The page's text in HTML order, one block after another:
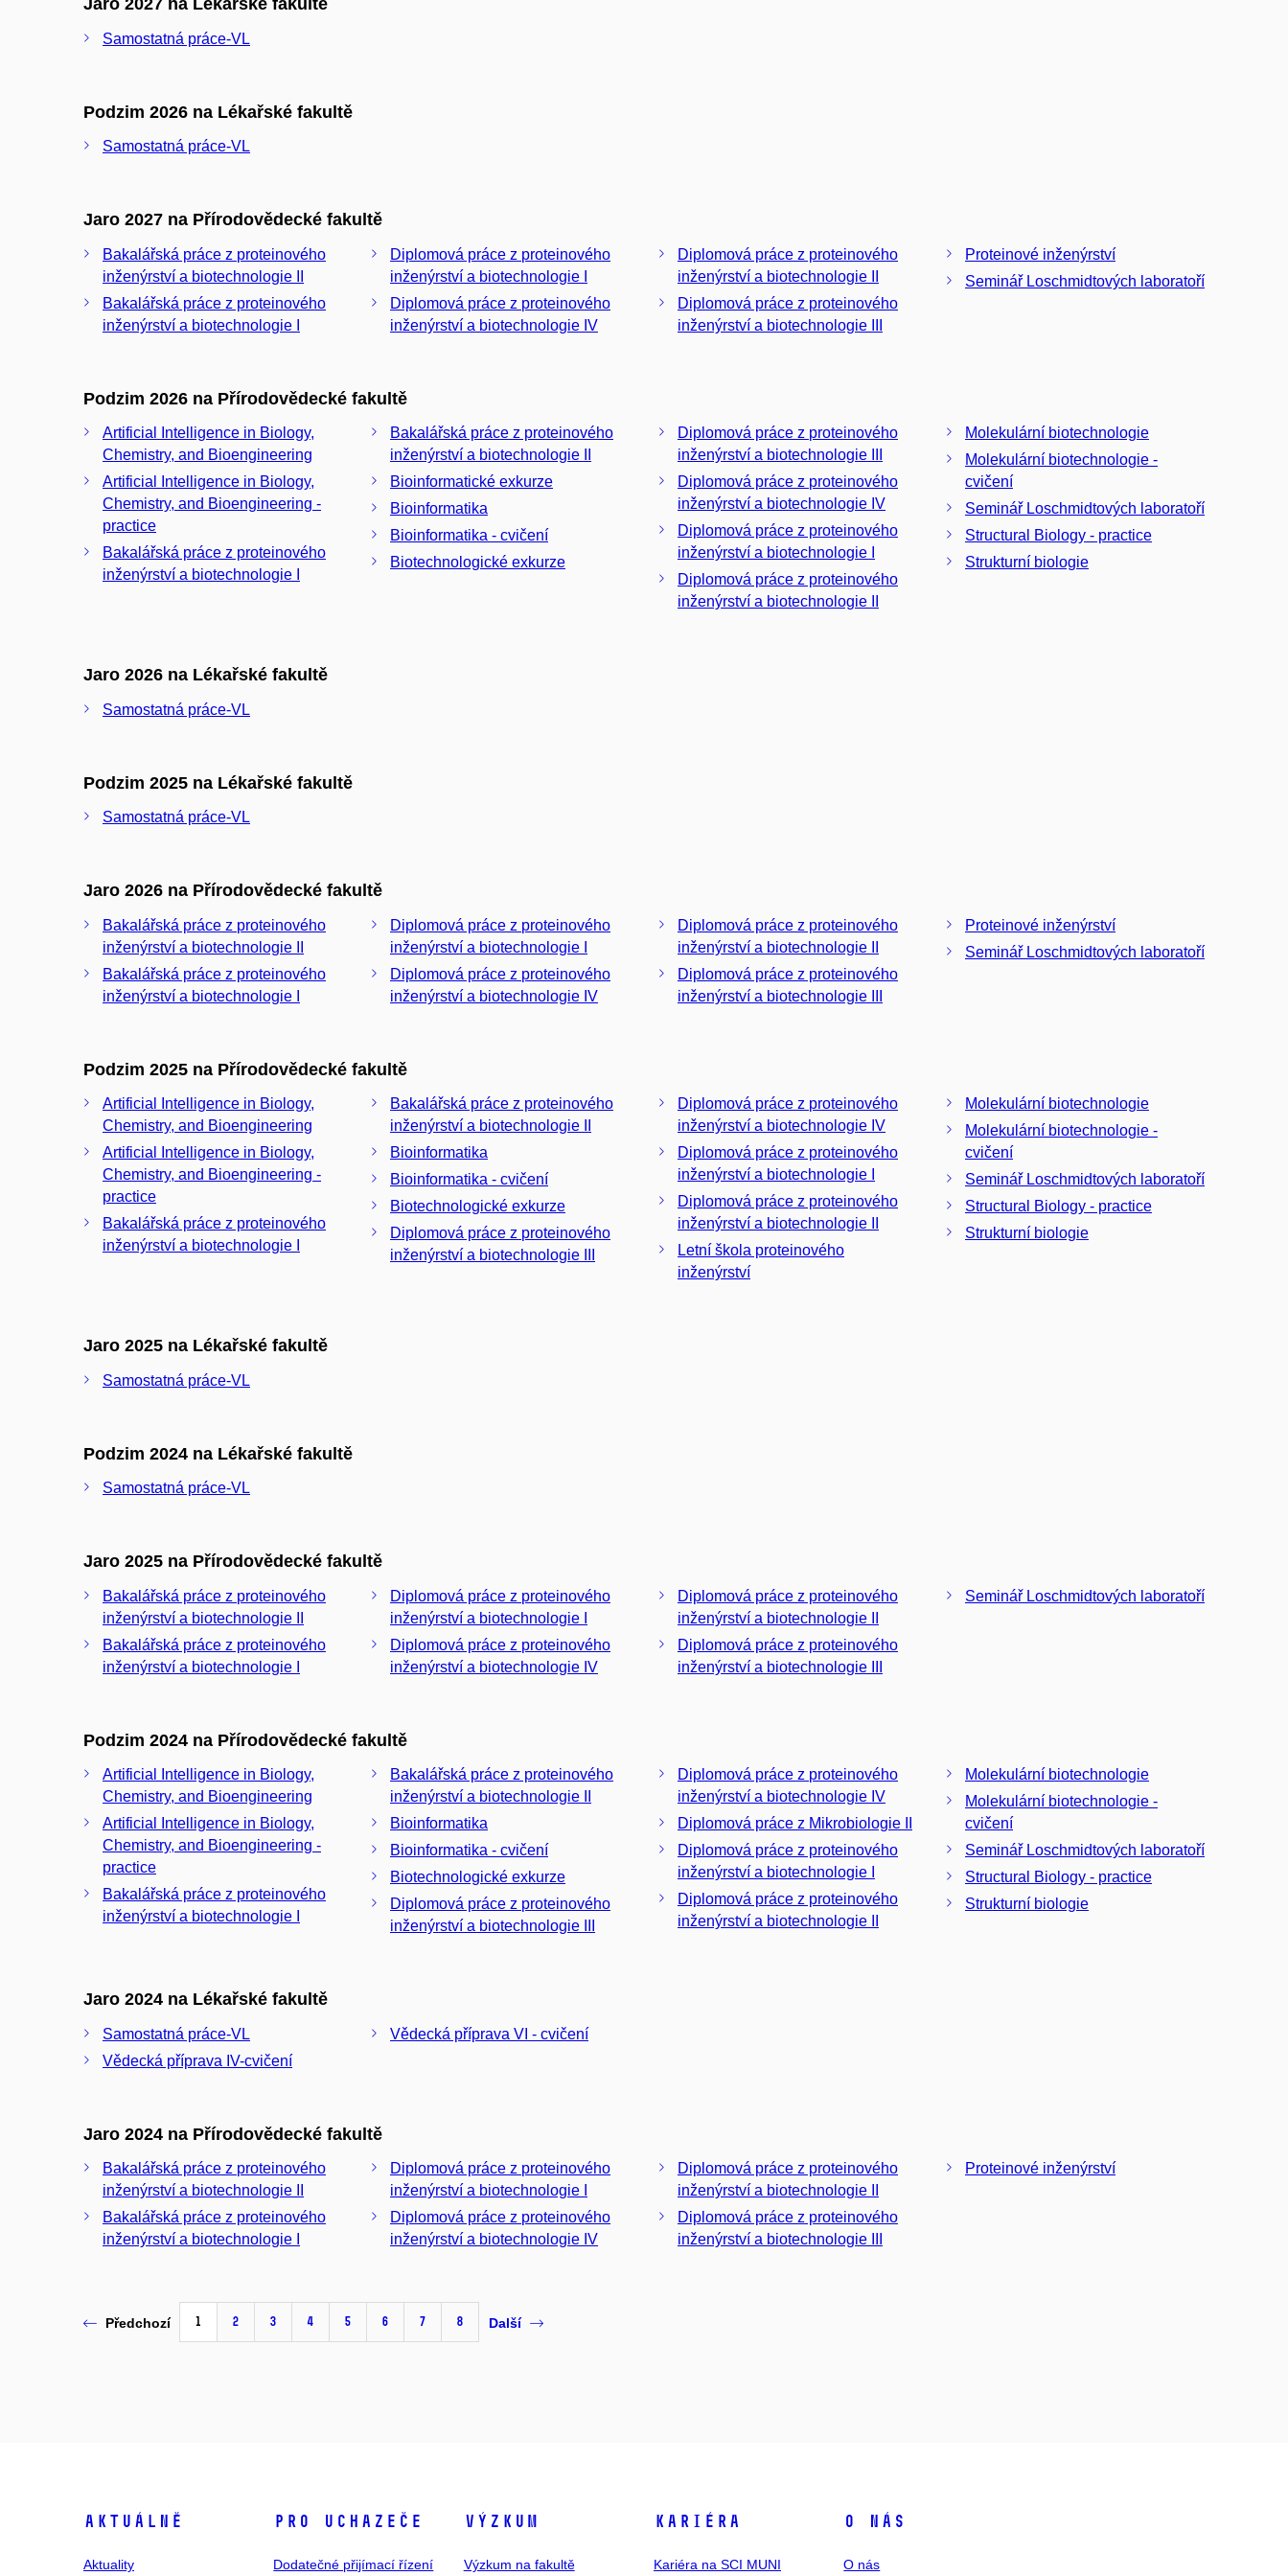
Jaro 2027 na Lékařské fakultě
Samostatná práce-VL
Podzim 2026 na Lékařské fakultě
Samostatná práce-VL
Jaro 2027 na Přírodovědecké fakultě
Bakalářská práce z proteinového
inženýrství a biotechnologie II
Bakalářská práce z proteinového
inženýrství a biotechnologie I
Diplomová práce z proteinového
inženýrství a biotechnologie I
Diplomová práce z proteinového
inženýrství a biotechnologie IV
Diplomová práce z proteinového
Diplomová práce z proteinového
inženýrství a biotechnologie III
Proteinové inženýrství
Seminář Loschmidtových laboratoří
Podzim 2026 na Přírodovědecké fakultě
Artificial Intelligence in Biology,
Chemistry, and Bioengineering
Artificial Intelligence in Biology,
Chemistry, and Bioengineering -
practice
Bakalářská práce z proteinového
inženýrství a biotechnologie I
Bakalářská práce z proteinového
inženýrství a biotechnologie II
Bioinformatické exkurze
Bioinformatika
Bioinformatika - cvičení
Biotechnologické exkurze
Diplomová práce z proteinového
inženýrství a biotechnologie III
Diplomová práce z proteinového
inženýrství a biotechnologie IV
Diplomová práce z proteinového
inženýrství a biotechnologie I
Diplomová práce z proteinového
inženýrství a biotechnologie II
Molekulární biotechnologie
Molekulární biotechnologie -
cvičení
Seminář Loschmidtových laboratoří
Structural Biology - practice
Strukturní biologie
Jaro 2026 na Lékařské fakultě
Samostatná práce-VL
Podzim 2025 na Lékařské fakultě
Samostatná práce-VL
Jaro 2026 na Přírodovědecké fakultě
Bakalářská práce z proteinového
inženýrství a biotechnologie II
Bakalářská práce z proteinového
inženýrství a biotechnologie I
Diplomová práce z proteinového
inženýrství a biotechnologie I
Diplomová práce z proteinového
inženýrství a biotechnologie IV
Diplomová práce z proteinového
Diplomová práce z proteinového
inženýrství a biotechnologie III
Proteinové inženýrství
Seminář Loschmidtových laboratoří
Podzim 2025 na Přírodovědecké fakultě
Artificial Intelligence in Biology,
Chemistry, and Bioengineering
Artificial Intelligence in Biology,
Chemistry, and Bioengineering -
practice
Bakalářská práce z proteinového
inženýrství a biotechnologie I
Bakalářská práce z proteinového
inženýrství a biotechnologie II
Bioinformatika
Bioinformatika - cvičení
Biotechnologické exkurze
Diplomová práce z proteinového
inženýrství a biotechnologie III
Diplomová práce z proteinového
inženýrství a biotechnologie IV
Diplomová práce z proteinového
inženýrství a biotechnologie I
Diplomová práce z proteinového
inženýrství a biotechnologie II
Letní škola proteinového
inženýrství
Molekulární biotechnologie
Molekulární biotechnologie -
cvičení
Seminář Loschmidtových laboratoří
Structural Biology - practice
Strukturní biologie
Jaro 2025 na Lékařské fakultě
Samostatná práce-VL
Podzim 2024 na Lékařské fakultě
Samostatná práce-VL
Jaro 2025 na Přírodovědecké fakultě
Bakalářská práce z proteinového
inženýrství a biotechnologie II
Bakalářská práce z proteinového
inženýrství a biotechnologie I
Diplomová práce z proteinového
inženýrství a biotechnologie I
Diplomová práce z proteinového
inženýrství a biotechnologie IV
Diplomová práce z proteinového
Diplomová práce z proteinového
inženýrství a biotechnologie III
Seminář Loschmidtových laboratoří
Podzim 2024 na Přírodovědecké fakultě
Artificial Intelligence in Biology,
Chemistry, and Bioengineering
Artificial Intelligence in Biology,
Chemistry, and Bioengineering -
practice
Bakalářská práce z proteinového
inženýrství a biotechnologie I
Bakalářská práce z proteinového
inženýrství a biotechnologie II
Bioinformatika
Bioinformatika - cvičení
Biotechnologické exkurze
Diplomová práce z proteinového
inženýrství a biotechnologie III
Diplomová práce z proteinového
inženýrství a biotechnologie IV
Diplomová práce z Mikrobiologie II
Diplomová práce z proteinového
inženýrství a biotechnologie I
Diplomová práce z proteinového
inženýrství a biotechnologie II
Molekulární biotechnologie
Molekulární biotechnologie -
cvičení
Seminář Loschmidtových laboratoří
Structural Biology - practice
Strukturní biologie
Jaro 2024 na Lékařské fakultě
Samostatná práce-VL
Vědecká příprava IV-cvičení
Vědecká příprava VI - cvičení
Jaro 2024 na Přírodovědecké fakultě
Bakalářská práce z proteinového
inženýrství a biotechnologie II
Bakalářská práce z proteinového
inženýrství a biotechnologie I
Diplomová práce z proteinového
inženýrství a biotechnologie I
Diplomová práce z proteinového
inženýrství a biotechnologie IV
Diplomová práce z proteinového
Diplomová práce z proteinového
inženýrství a biotechnologie III
Proteinové inženýrství
Předchozí 1 2 3 4 5 6 7 8 Další
Aktuálně
Aktuality
Pro uchazeče
Dodatečné přijímací řízení
Výzkum
Výzkum na fakultě
Kariéra
Kariéra na SCI MUNI
O nás
O nás